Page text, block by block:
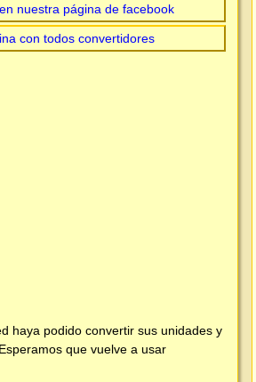
nuestra página de facebook
con todos convertidores
haya podido convertir sus unidades y
que vuelve a usar